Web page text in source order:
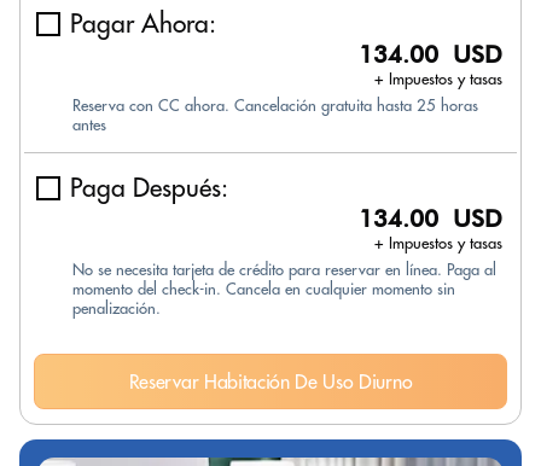
Pagar Ahora:
134.00 USD
+ Impuestos y tasas
Reserva con CC ahora. Cancelación gratuita hasta 25 horas
antes
Paga Después:
134.00 USD
+ Impuestos y tasas
No se necesita tarjeta de crédito para reservar en línea. Paga al
momento del check-in. Cancela en cualquier momento sin
penalización.
Reservar Habitación De Uso Diurno